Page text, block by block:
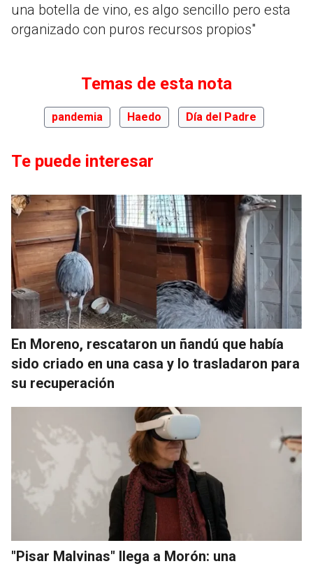
una botella de vino, es algo sencillo pero esta
organizado con puros recursos propios"
Temas de esta nota
pandemia Haedo Día del Padre
Te puede interesar
En Moreno, rescataron un ñandú que había
sido criado en una casa y lo trasladaron para
su recuperación
"Pisar Malvinas" llega a Morón: una